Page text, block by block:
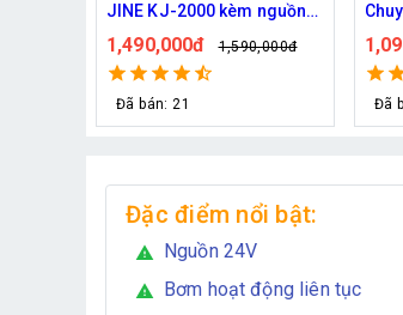
Chuyên phun sương tưới
cây
1,090,000đ 1,200,000đ
Đã bán: 34
từ
Đã
Đặc điểm nổi bật:
warning Nguồn 24V
warning Bơm hoạt động liên tục